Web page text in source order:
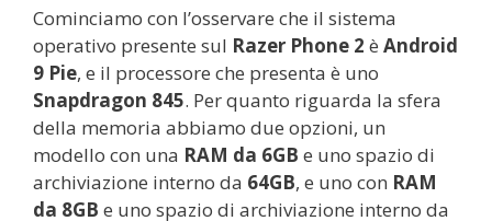
Cominciamo con l’osservare che il sistema
operativo presente sul Razer Phone 2 è Android
9 Pie, e il processore che presenta è uno
Snapdragon 845. Per quanto riguarda la sfera
della memoria abbiamo due opzioni, un
modello con una RAM da 6GB e uno spazio di
archiviazione interno da 64GB, e uno con RAM
da 8GB e uno spazio di archiviazione interno da